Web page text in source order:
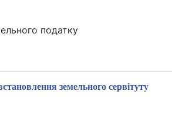
податку
земельного сервітуту